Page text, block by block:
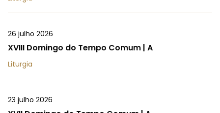
26 julho 2026
XVIII Domingo do Tempo Comum | A
Liturgia
23 julho 2026